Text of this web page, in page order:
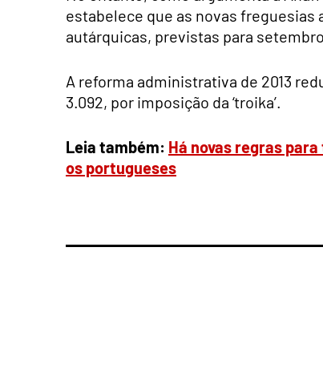
estabelece que as novas freguesias
autárquicas, previstas para
A reforma administrativa de 2013
3.092, por imposição da ‘troika’.
Leia também: Há novas regras
os portugueses